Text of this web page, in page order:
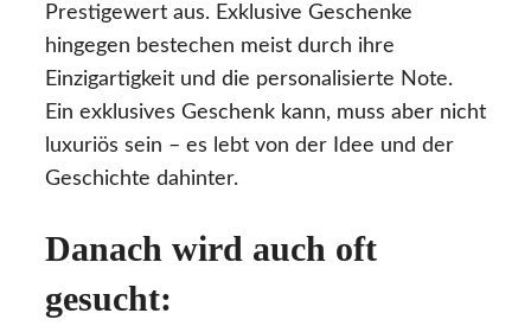
Prestigewert aus. Exklusive Geschenke
hingegen bestechen meist durch ihre
Einzigartigkeit und die personalisierte Note.
Ein exklusives Geschenk kann, muss aber nicht
luxuriös sein – es lebt von der Idee und der
Geschichte dahinter.
Danach wird auch oft
gesucht: